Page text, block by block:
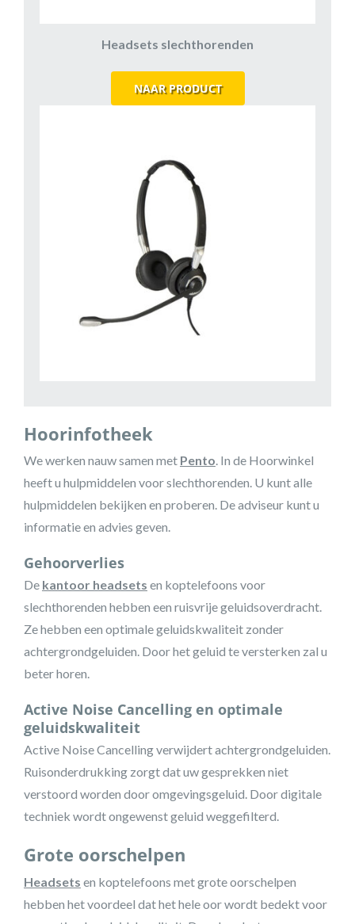
Headsets slechthorenden
NAAR PRODUCT
Hoorinfotheek
We werken nauw samen met Pento. In de Hoorwinkel
heeft u hulpmiddelen voor slechthorenden. U kunt alle
hulpmiddelen bekijken en proberen. De adviseur kunt u
informatie en advies geven.
Gehoorverlies
De kantoor headsets en koptelefoons voor
slechthorenden hebben een ruisvrije geluidsoverdracht.
Ze hebben een optimale geluidskwaliteit zonder
achtergrondgeluiden. Door het geluid te versterken zal u
beter horen.
Active Noise Cancelling en optimale
geluidskwaliteit
Active Noise Cancelling verwijdert achtergrondgeluiden.
Ruisonderdrukking zorgt dat uw gesprekken niet
verstoord worden door omgevingsgeluid. Door digitale
techniek wordt ongewenst geluid weggefilterd.
Grote oorschelpen
Headsets en koptelefoons met grote oorschelpen
hebben het voordeel dat het hele oor wordt bedekt voor